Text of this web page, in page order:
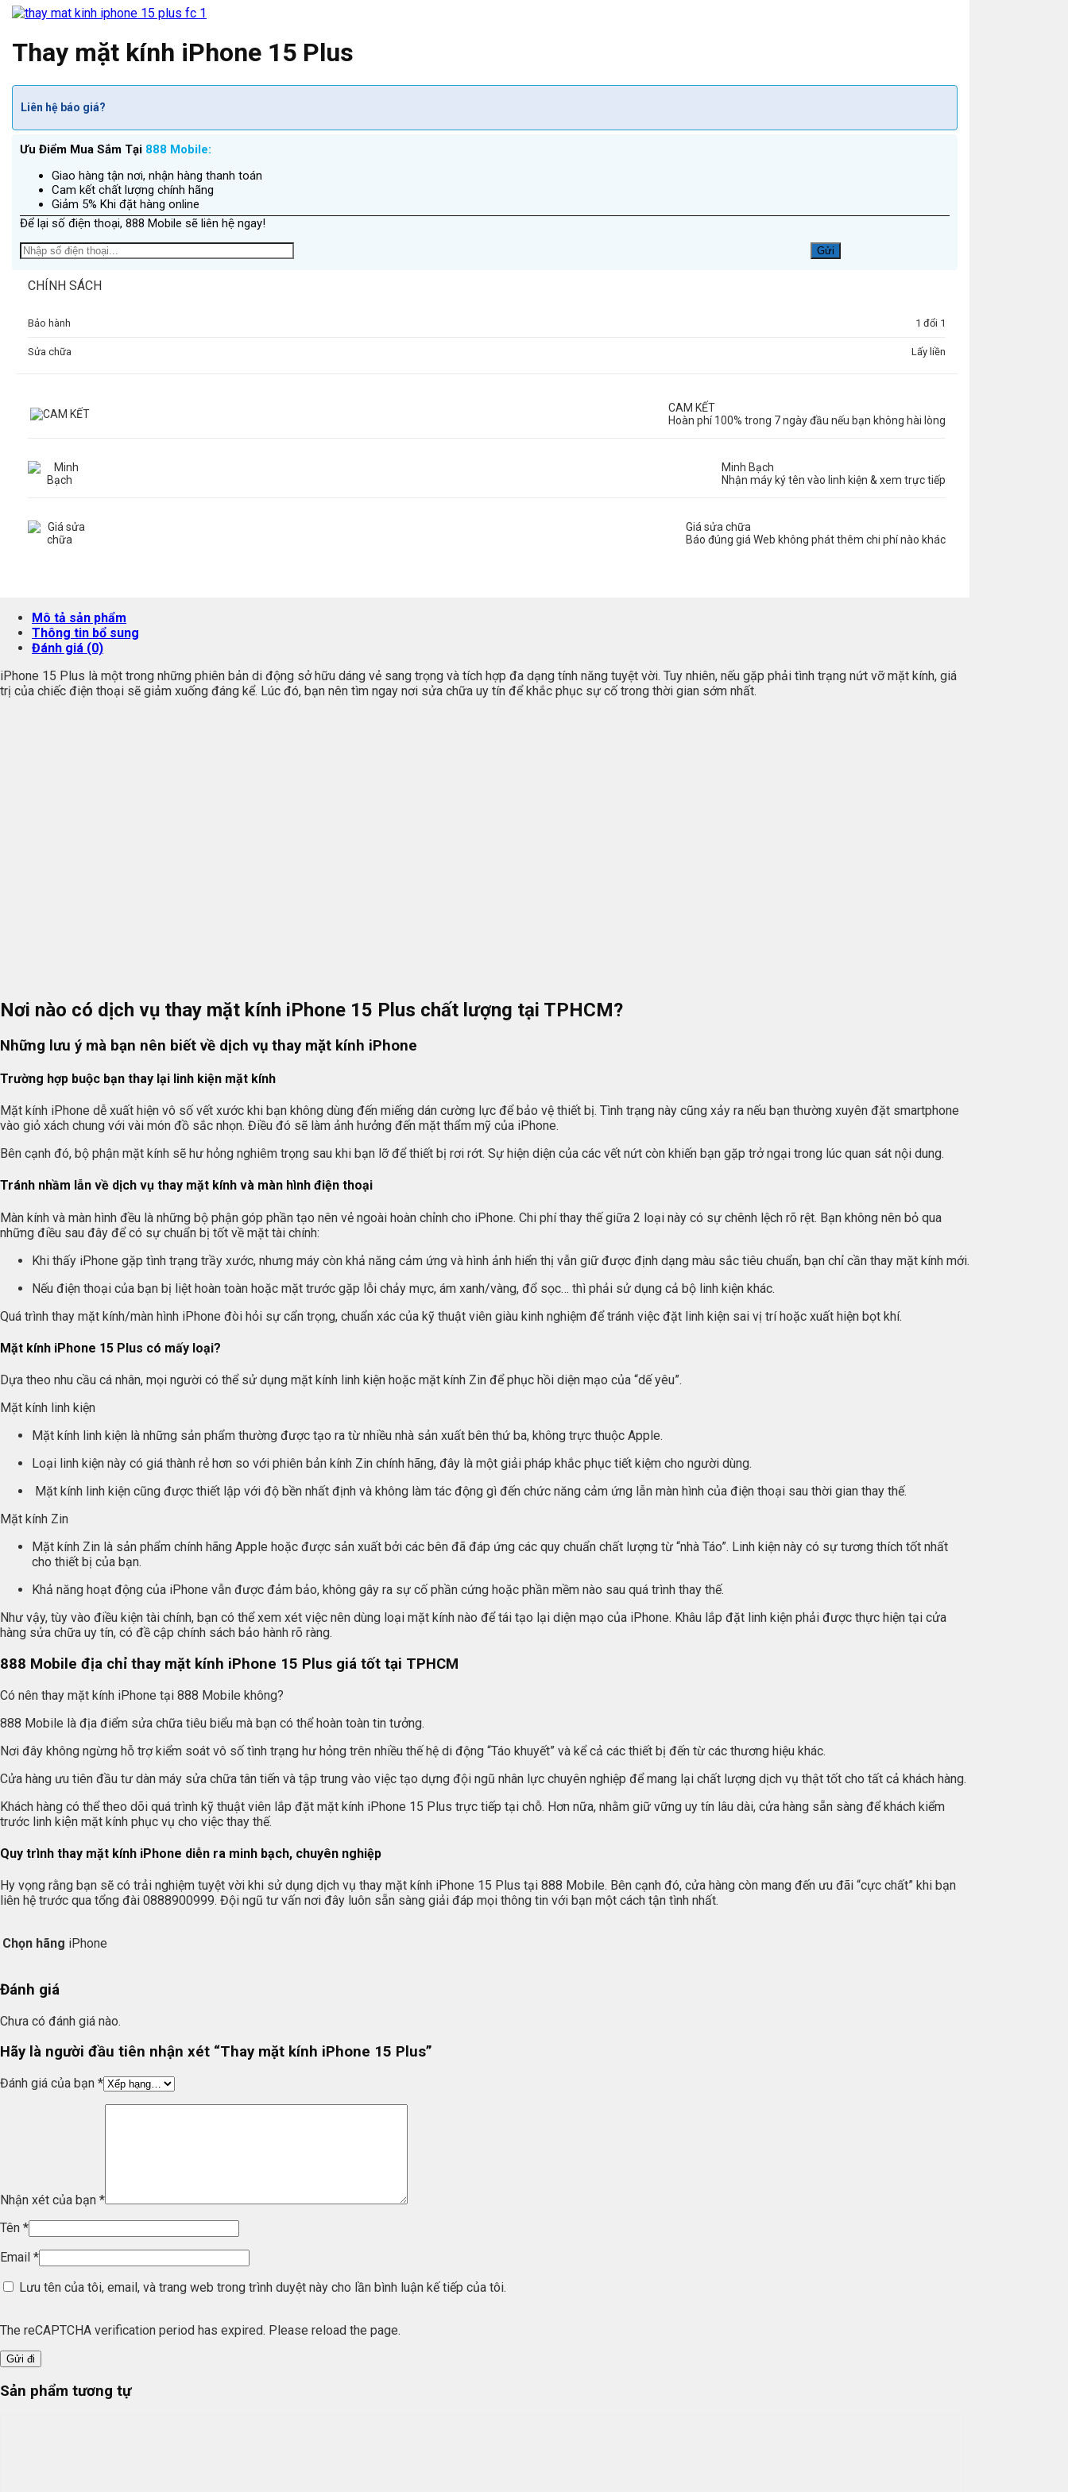
Thay mặt kính iPhone 15 Plus
Liên hệ báo giá?
Ưu Điểm Mua Sắm Tại 888 Mobile:
Giao hàng tận nơi, nhận hàng thanh toán
Cam kết chất lượng chính hãng
Giảm 5% Khi đặt hàng online
Để lại số điện thoại, 888 Mobile sẽ liên hệ ngay!
CHÍNH SÁCH
Bảo hành 1 đổi 1
Sửa chữa Lấy liền
CAM KẾT
Hoàn phí 100% trong 7 ngày đầu nếu bạn không hài lòng
Minh Bạch
Nhận máy ký tên vào linh kiện & xem trực tiếp
Giá sửa chữa
Báo đúng giá Web không phát thêm chi phí nào khác
Mô tả sản phẩm
Thông tin bổ sung
Đánh giá (0)
iPhone 15 Plus là một trong những phiên bản di động sở hữu dáng vẻ sang trọng và tích hợp đa dạng tính năng tuyệt vời. Tuy nhiên, nếu gặp phải tình trạng nứt vỡ mặt kính, giá
trị của chiếc điện thoại sẽ giảm xuống đáng kể. Lúc đó, bạn nên tìm ngay nơi sửa chữa uy tín để khắc phục sự cố trong thời gian sớm nhất.
Nơi nào có dịch vụ thay mặt kính iPhone 15 Plus chất lượng tại TPHCM?
Những lưu ý mà bạn nên biết về dịch vụ thay mặt kính iPhone
Trường hợp buộc bạn thay lại linh kiện mặt kính
Mặt kính iPhone dễ xuất hiện vô số vết xước khi bạn không dùng đến miếng dán cường lực để bảo vệ thiết bị. Tình trạng này cũng xảy ra nếu bạn thường xuyên đặt smartphone
vào giỏ xách chung với vài món đồ sắc nhọn. Điều đó sẽ làm ảnh hưởng đến mặt thẩm mỹ của iPhone.
Bên cạnh đó, bộ phận mặt kính sẽ hư hỏng nghiêm trọng sau khi bạn lỡ để thiết bị rơi rớt. Sự hiện diện của các vết nứt còn khiến bạn gặp trở ngại trong lúc quan sát nội dung.
Tránh nhầm lẫn về dịch vụ thay mặt kính và màn hình điện thoại
Màn kính và màn hình đều là những bộ phận góp phần tạo nên vẻ ngoài hoàn chỉnh cho iPhone. Chi phí thay thế giữa 2 loại này có sự chênh lệch rõ rệt. Bạn không nên bỏ qua
những điều sau đây để có sự chuẩn bị tốt về mặt tài chính:
Khi thấy iPhone gặp tình trạng trầy xước, nhưng máy còn khả năng cảm ứng và hình ảnh hiển thị vẫn giữ được định dạng màu sắc tiêu chuẩn, bạn chỉ cần thay mặt kính mới.
Nếu điện thoại của bạn bị liệt hoàn toàn hoặc mặt trước gặp lỗi chảy mực, ám xanh/vàng, đổ sọc… thì phải sử dụng cả bộ linh kiện khác.
Quá trình thay mặt kính/màn hình iPhone đòi hỏi sự cẩn trọng, chuẩn xác của kỹ thuật viên giàu kinh nghiệm để tránh việc đặt linh kiện sai vị trí hoặc xuất hiện bọt khí.
Mặt kính iPhone 15 Plus có mấy loại?
Dựa theo nhu cầu cá nhân, mọi người có thể sử dụng mặt kính linh kiện hoặc mặt kính Zin để phục hồi diện mạo của “dế yêu”.
Mặt kính linh kiện
Mặt kính linh kiện là những sản phẩm thường được tạo ra từ nhiều nhà sản xuất bên thứ ba, không trực thuộc Apple.
Loại linh kiện này có giá thành rẻ hơn so với phiên bản kính Zin chính hãng, đây là một giải pháp khắc phục tiết kiệm cho người dùng.
Mặt kính linh kiện cũng được thiết lập với độ bền nhất định và không làm tác động gì đến chức năng cảm ứng lẫn màn hình của điện thoại sau thời gian thay thế.
Mặt kính Zin
Mặt kính Zin là sản phẩm chính hãng Apple hoặc được sản xuất bởi các bên đã đáp ứng các quy chuẩn chất lượng từ “nhà Táo”. Linh kiện này có sự tương thích tốt nhất
cho thiết bị của bạn.
Khả năng hoạt động của iPhone vẫn được đảm bảo, không gây ra sự cố phần cứng hoặc phần mềm nào sau quá trình thay thế.
Như vậy, tùy vào điều kiện tài chính, bạn có thể xem xét việc nên dùng loại mặt kính nào để tái tạo lại diện mạo của iPhone. Khâu lắp đặt linh kiện phải được thực hiện tại cửa
hàng sửa chữa uy tín, có đề cập chính sách bảo hành rõ ràng.
888 Mobile địa chỉ thay mặt kính iPhone 15 Plus giá tốt tại TPHCM
Có nên thay mặt kính iPhone tại 888 Mobile không?
888 Mobile là địa điểm sửa chữa tiêu biểu mà bạn có thể hoàn toàn tin tưởng.
Nơi đây không ngừng hỗ trợ kiểm soát vô số tình trạng hư hỏng trên nhiều thế hệ di động “Táo khuyết” và kể cả các thiết bị đến từ các thương hiệu khác.
Cửa hàng ưu tiên đầu tư dàn máy sửa chữa tân tiến và tập trung vào việc tạo dựng đội ngũ nhân lực chuyên nghiệp để mang lại chất lượng dịch vụ thật tốt cho tất cả khách hàng.
Khách hàng có thể theo dõi quá trình kỹ thuật viên lắp đặt mặt kính iPhone 15 Plus trực tiếp tại chỗ. Hơn nữa, nhằm giữ vững uy tín lâu dài, cửa hàng sẵn sàng để khách kiểm
trước linh kiện mặt kính phục vụ cho việc thay thế.
Quy trình thay mặt kính iPhone diễn ra minh bạch, chuyên nghiệp
Hy vọng rằng bạn sẽ có trải nghiệm tuyệt vời khi sử dụng dịch vụ thay mặt kính iPhone 15 Plus tại 888 Mobile. Bên cạnh đó, cửa hàng còn mang đến ưu đãi “cực chất” khi bạn
liên hệ trước qua tổng đài 0888900999. Đội ngũ tư vấn nơi đây luôn sẵn sàng giải đáp mọi thông tin với bạn một cách tận tình nhất.
Chọn hãng iPhone
Đánh giá
Chưa có đánh giá nào.
Hãy là người đầu tiên nhận xét “Thay mặt kính iPhone 15 Plus”
Đánh giá của bạn *
Nhận xét của bạn *
Tên *
Email *
Lưu tên của tôi, email, và trang web trong trình duyệt này cho lần bình luận kế tiếp của tôi.
The reCAPTCHA verification period has expired. Please reload the page.
Sản phẩm tương tự